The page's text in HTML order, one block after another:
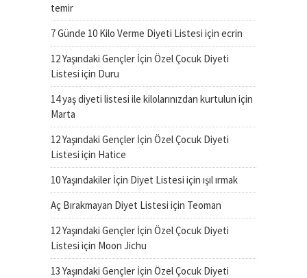
temir
7 Günde 10 Kilo Verme Diyeti Listesi için ecrin
12 Yaşındaki Gençler İçin Özel Çocuk Diyeti
Listesi için Duru
14 yaş diyeti listesi ile kilolarınızdan kurtulun için
Marta
12 Yaşındaki Gençler İçin Özel Çocuk Diyeti
Listesi için Hatice
10 Yaşındakiler İçin Diyet Listesi için ışıl ırmak
Aç Bırakmayan Diyet Listesi için Teoman
12 Yaşındaki Gençler İçin Özel Çocuk Diyeti
Listesi için Moon Jichu
13 Yaşındaki Gençler İçin Özel Çocuk Diyeti